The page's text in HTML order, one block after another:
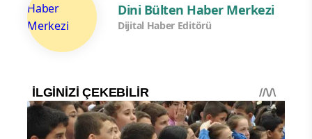
Dini Bülten Haber Merkezi
Dijital Haber Editörü